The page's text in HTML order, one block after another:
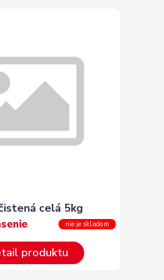
celá 5kg
nie je skladom
produktu